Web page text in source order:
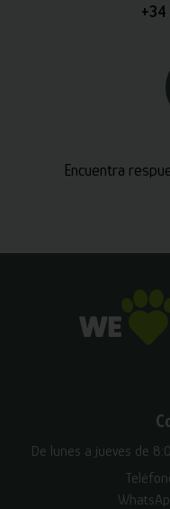
Encuentra
De lunes a jueves de